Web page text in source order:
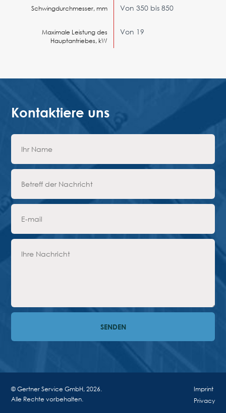
Schwingdurchmesser, mm Von 350 bis 850
Maximale Leistung des
Hauptantriebes, kW
Von 19
Kontaktiere uns
© Gertner Service GmbH, 2026.
Alle Rechte vorbehalten.
Imprint
Privacy